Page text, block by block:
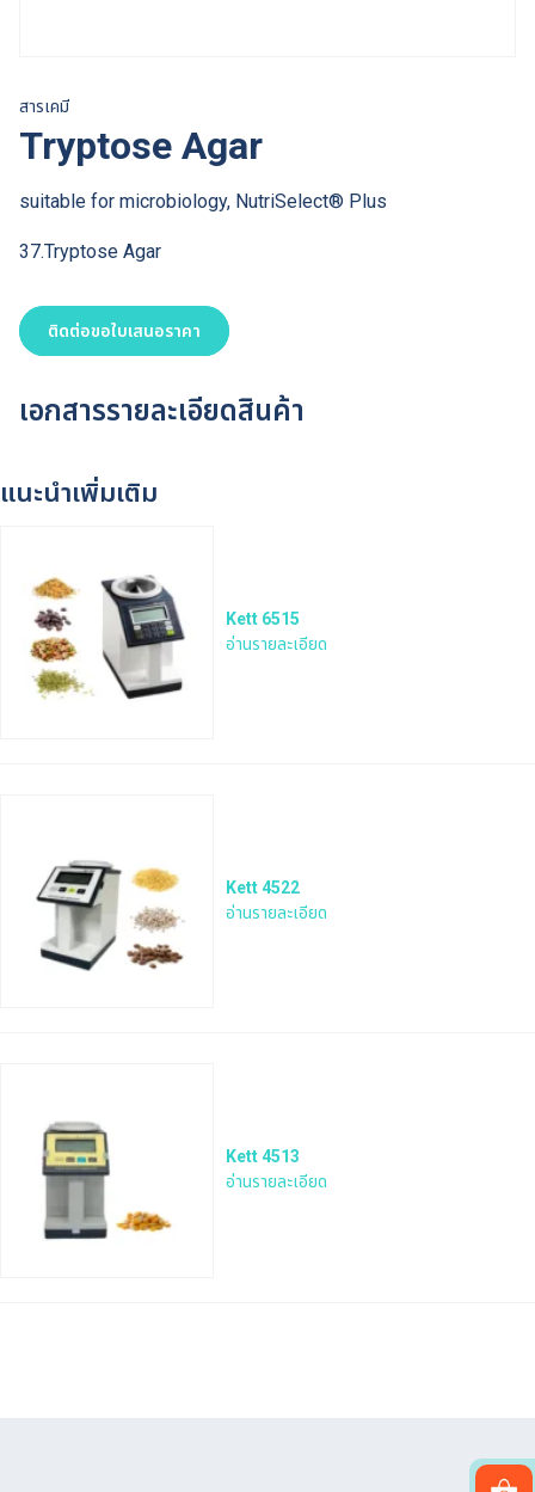
สารเคมี
Tryptose Agar
suitable for microbiology, NutriSelect® Plus
37.Tryptose Agar
ติดต่อขอใบเสนอราคา
เอกสารรายละเอียดสินค้า
แนะนำเพิ่มเติม
Kett 6515
อ่านรายละเอียด
Kett 4522
อ่านรายละเอียด
Kett 4513
อ่านรายละเอียด